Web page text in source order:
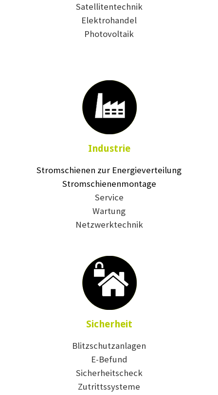
Satellitentechnik
Elektrohandel
Photovoltaik
Industrie
Stromschienen zur Energieverteilung
Stromschienenmontage
Service
Wartung
Netzwerktechnik
Sicherheit
Blitzschutzanlagen
E-Befund
Sicherheitscheck
Zutrittssysteme